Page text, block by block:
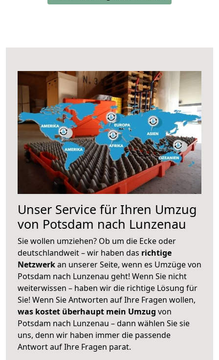
Unser Service für Ihren Umzug
von Potsdam nach Lunzenau
Sie wollen umziehen? Ob um die Ecke oder
deutschlandweit – wir haben das richtige
Netzwerkan unserer Seite, wenn es Umzüge von
Potsdam nach Lunzenau geht! Wenn Sie nicht
weiterwissen – haben wir die richtige Lösung für
Sie! Wenn Sie Antworten auf Ihre Fragen wollen,
was kostet überhaupt mein Umzug von
Potsdam nach Lunzenau – dann wählen Sie sie
uns, denn wir haben immer die passende
Antwort auf Ihre Fragen parat.